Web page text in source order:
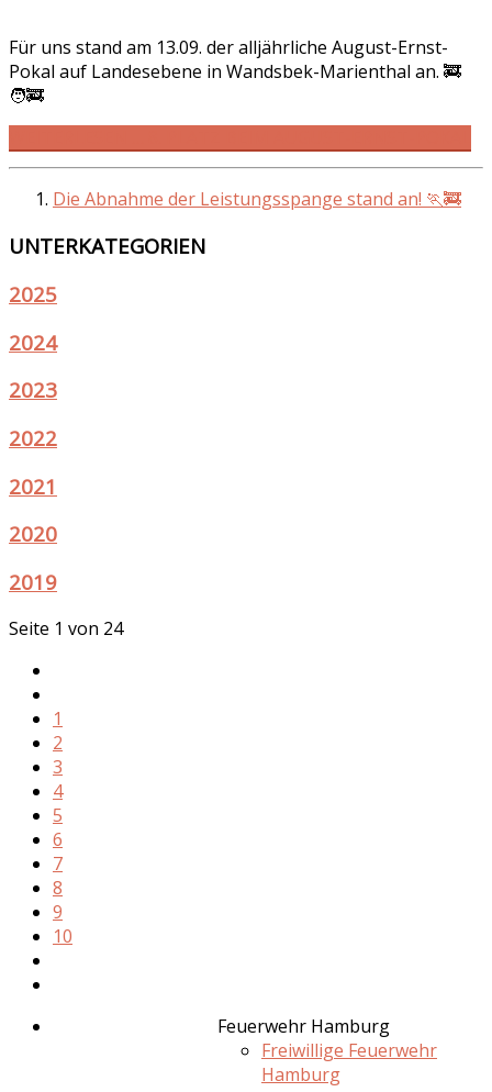
Für uns stand am 13.09. der alljährliche August-Ernst-
Pokal auf Landesebene in Wandsbek-Marienthal an. 🚒
🧑‍🚒
Die Abnahme der Leistungsspange stand an! 🏃🚒
UNTERKATEGORIEN
2025
2024
2023
2022
2021
2020
2019
Seite 1 von 24
1
2
3
4
5
6
7
8
9
10
Feuerwehr Hamburg
Freiwillige Feuerwehr
Hamburg